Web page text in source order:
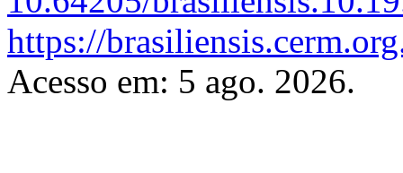
https://
Acesso em: 5 ago. 2026.